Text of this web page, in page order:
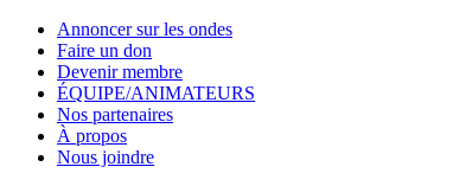
Annoncer sur les ondes
Faire un don
Devenir membre
ÉQUIPE/ANIMATEURS
Nos partenaires
À propos
Nous joindre